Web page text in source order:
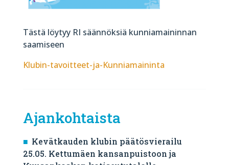
Tästä löytyy RI säännöksiä kunniamaininnan
saamiseen
Klubin-tavoitteet-ja-Kunniamaininta
Ajankohtaista
Kevätkauden klubin päätösvierailu
25.05. Kettumäen kansanpuistoon ja